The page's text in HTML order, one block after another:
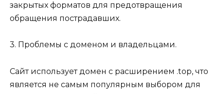
закрытых форматов для предотвращения
обращения пострадавших.
3. Проблемы с доменом и владельцами.
Сайт использует домен с расширением .top, что
является не самым популярным выбором для